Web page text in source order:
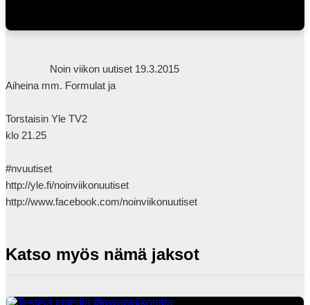
Aiheina mm. Formulat ja
Torstaisin Yle TV2
klo 21.25
#nvuutiset
http://yle.fi/noinviikonuutiset
http://www.facebook.com/noinviikonuutiset
Katso myös nämä jaksot